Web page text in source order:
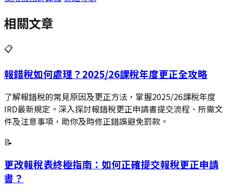
相關文章
📋
報錯稅如何處理？2025/26課稅年度更正全攻略
了解報錯稅的常見原因及更正方法，掌握2025/26課稅年度
IRD最新規定。深入探討報錯稅更正申請書提交流程、所需文
件及注意事項，助你及時修正錯誤避免罰款。
📝
更改報稅表終極指南：如何正確提交報稅更正申請
書？